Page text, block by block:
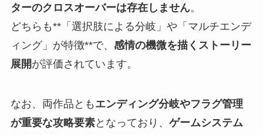
ターのクロスオーバーは存在しません。
どちらも**「選択肢による分岐」や「マルチエンデ
ィング」が特徴**で、 感情の機微を描くストーリー
展開が評価されています。
なお、両作品とも エンディング分岐やフラグ管理
が重要な攻略要素となっており、 ゲームシステム